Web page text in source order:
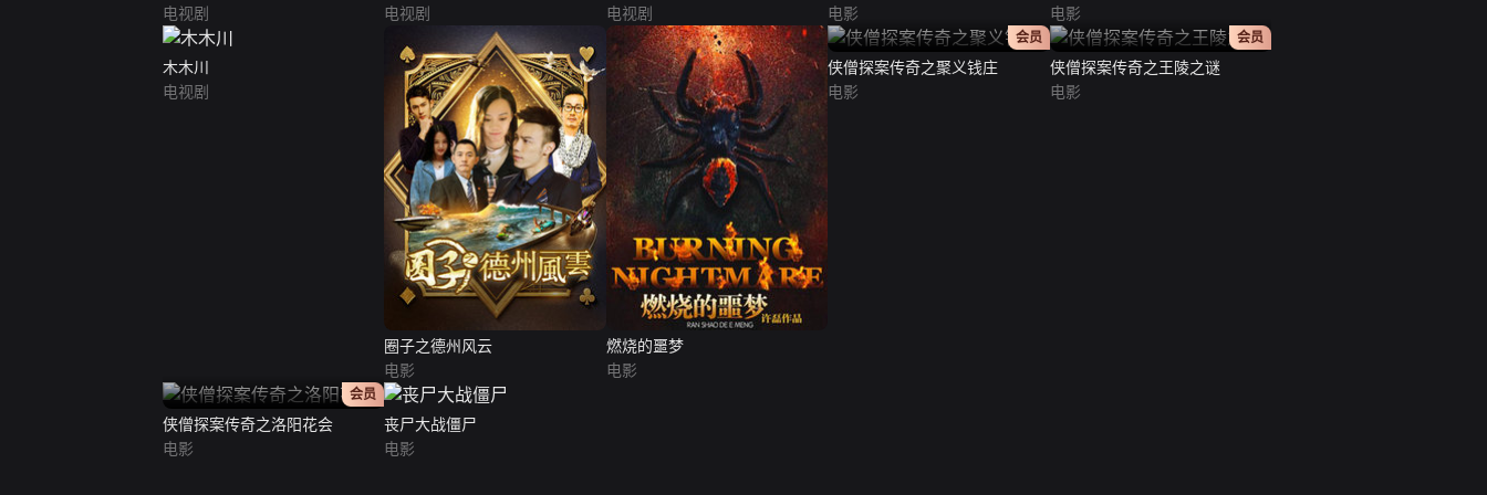
电视剧 电视剧 电视剧 电影 电影
木木川
电视剧
圈子之德州风云
电影
燃烧的噩梦
电影
正片
会员
侠僧探案传奇之聚义钱庄
电影
正片
会员
侠僧探案传奇之王陵之谜
电影
正片
会员
侠僧探案传奇之洛阳花会
电影
丧尸大战僵尸
电影